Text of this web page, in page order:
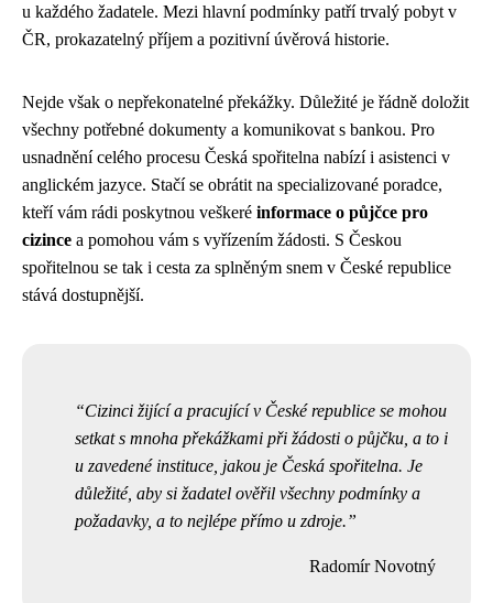
u každého žadatele. Mezi hlavní podmínky patří trvalý pobyt v
ČR, prokazatelný příjem a pozitivní úvěrová historie.
Nejde však o nepřekonatelné překážky. Důležité je řádně doložit
všechny potřebné dokumenty a komunikovat s bankou. Pro
usnadnění celého procesu Česká spořitelna nabízí i asistenci v
anglickém jazyce. Stačí se obrátit na specializované poradce,
kteří vám rádi poskytnou veškeré informace o půjčce pro
cizince a pomohou vám s vyřízením žádosti. S Českou
spořitelnou se tak i cesta za splněným snem v České republice
stává dostupnější.
Cizinci žijící a pracující v České republice se mohou
setkat s mnoha překážkami při žádosti o půjčku, a to i
u zavedené instituce, jakou je Česká spořitelna. Je
důležité, aby si žadatel ověřil všechny podmínky a
požadavky, a to nejlépe přímo u zdroje.
Radomír Novotný